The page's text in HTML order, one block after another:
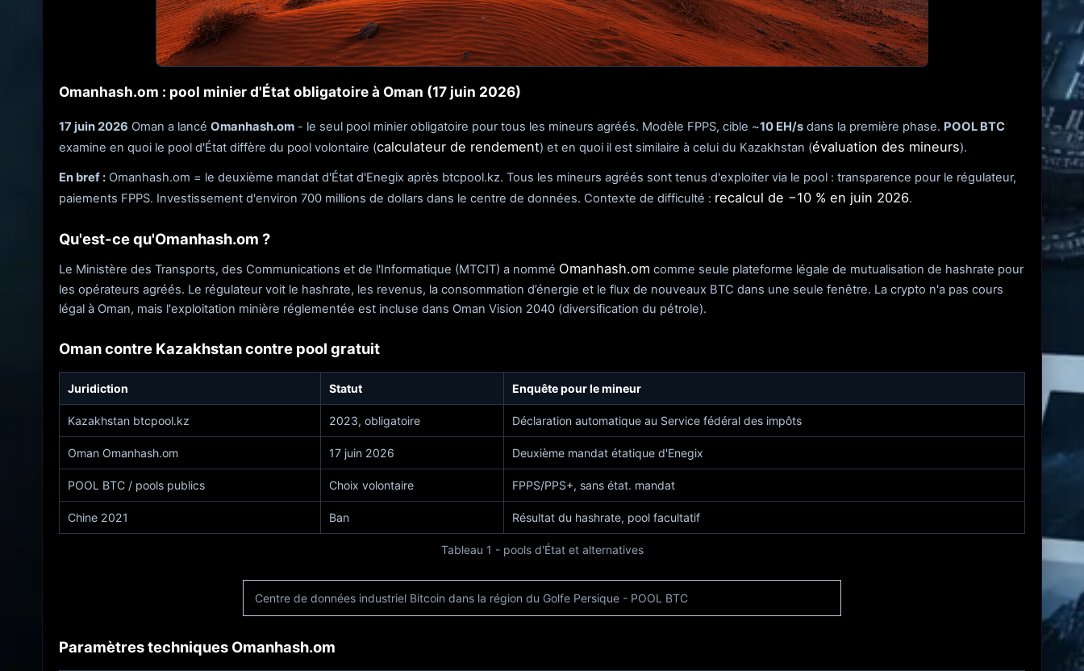
Omanhash.om : pool minier d'État obligatoire à Oman (17 juin 2026)
17 juin 2026 Oman a lancé Omanhash.om - le seul pool minier obligatoire pour tous les mineurs agréés. Modèle FPPS, cible ~10 EH/s dans la première phase. POOL BTC
examine en quoi le pool d'État diffère du pool volontaire (calculateur de rendement) et en quoi il est similaire à celui du Kazakhstan (évaluation des mineurs).
En bref : Omanhash.om = le deuxième mandat d'État d'Enegix après btcpool.kz. Tous les mineurs agréés sont tenus d'exploiter via le pool : transparence pour le régulateur,
paiements FPPS. Investissement d'environ 700 millions de dollars dans le centre de données. Contexte de difficulté : recalcul de −10 % en juin 2026.
Qu'est-ce qu'Omanhash.om ?
Le Ministère des Transports, des Communications et de l'Informatique (MTCIT) a nommé Omanhash.om comme seule plateforme légale de mutualisation de hashrate pour
les opérateurs agréés. Le régulateur voit le hashrate, les revenus, la consommation d’énergie et le flux de nouveaux BTC dans une seule fenêtre. La crypto n'a pas cours
légal à Oman, mais l'exploitation minière réglementée est incluse dans Oman Vision 2040 (diversification du pétrole).
Oman contre Kazakhstan contre pool gratuit
Tableau 1 - pools d'État et alternatives
Juridiction Statut Enquête pour le mineur
Kazakhstan btcpool.kz 2023, obligatoire Déclaration automatique au Service fédéral des impôts
Oman Omanhash.om 17 juin 2026 Deuxième mandat étatique d'Enegix
POOL BTC / pools publics Choix volontaire FPPS/PPS+, sans état. mandat
Chine 2021 Ban Résultat du hashrate, pool facultatif
Centre de données industriel Bitcoin dans la région du Golfe Persique - POOL BTC
Paramètres techniques Omanhash.om